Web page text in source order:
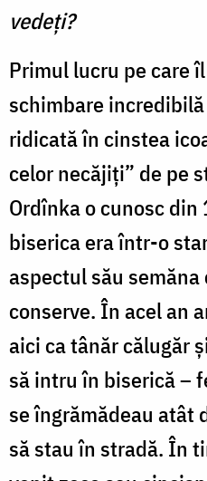
vedeţi?
Primul lucru pe care
schimbare
ridicată în cinstea
celor necăjiți” de pe
Ordînka o cunosc
biserica era într-o
aspectul său semăna
conserve. În acel an
aici ca tânăr călugăr
să intru în biserică –
se îngrămădeau atât
să stau în stradă. În